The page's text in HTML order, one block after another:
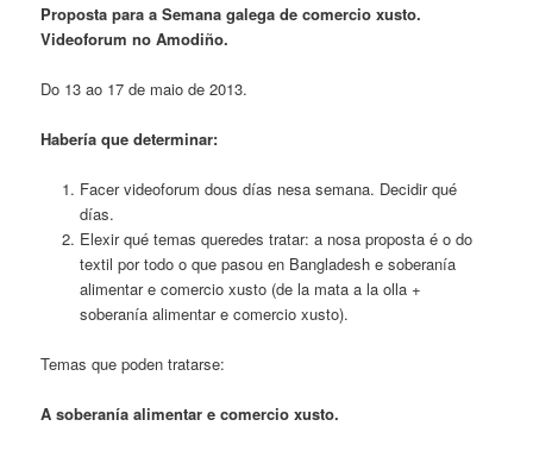
Proposta para a Semana galega de comercio xusto.
Videoforum no Amodiño.
Do 13 ao 17 de maio de 2013.
Habería que determinar:
Facer videoforum dous días nesa semana. Decidir qué
días.
Elexir qué temas queredes tratar: a nosa proposta é o do
textil por todo o que pasou en Bangladesh e soberanía
alimentar e comercio xusto (de la mata a la olla +
soberanía alimentar e comercio xusto).
Temas que poden tratarse:
A soberanía alimentar e comercio xusto.